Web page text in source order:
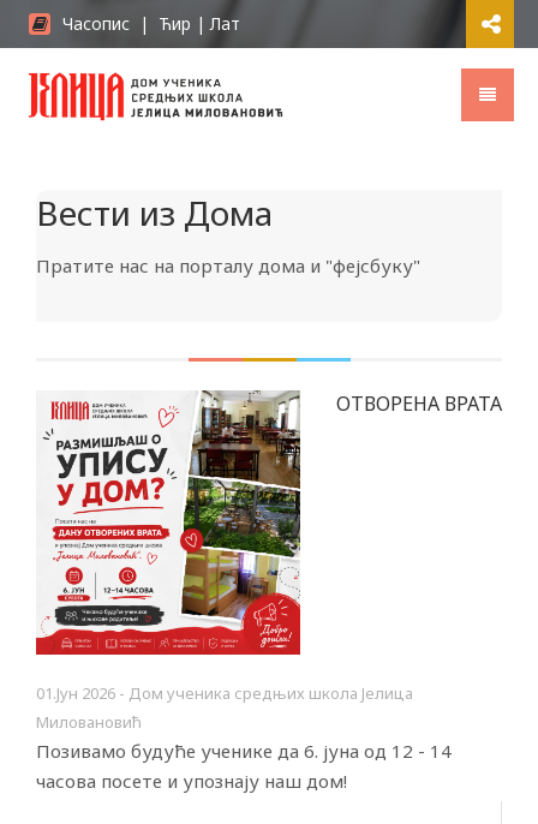
Часопис | Ћир |Лат
Вести из Дома
Пратите нас на порталу дома и "фејсбуку"
ОТВОРЕНА ВРАТА
01.Јун 2026 - Дом ученика средњих школа Јелица
Миловановић
Позивамо будуће ученике да 6. јуна од 12 - 14
часова посете и упознају наш дом!